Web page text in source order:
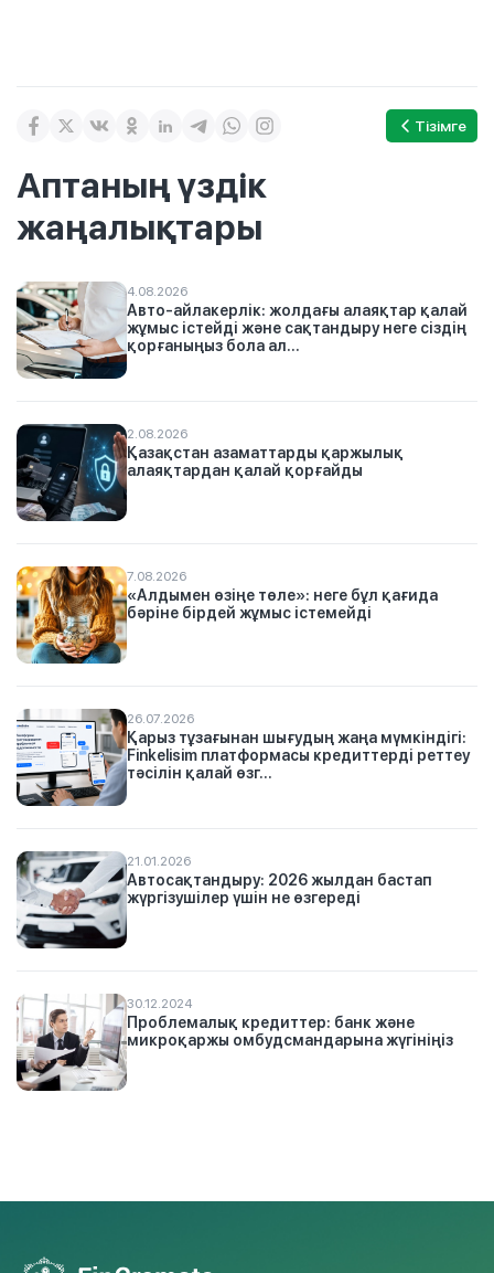
Тізімге
Аптаның үздік
жаңалықтары
4.08.2026
Авто-айлакерлік: жолдағы алаяқтар қалай
жұмыс істейді және сақтандыру неге сіздің
қорғаныңыз бола ал...
2.08.2026
Қазақстан азаматтарды қаржылық
алаяқтардан қалай қорғайды
7.08.2026
«Алдымен өзіңе төле»: неге бұл қағида
бәріне бірдей жұмыс істемейді
26.07.2026
Қарыз тұзағынан шығудың жаңа мүмкіндігі:
Finkelisim платформасы кредиттерді реттеу
тәсілін қалай өзг...
21.01.2026
Автосақтандыру: 2026 жылдан бастап
жүргізушілер үшін не өзгереді
30.12.2024
Проблемалық кредиттер: банк және
микроқаржы омбудсмандарына жүгініңіз